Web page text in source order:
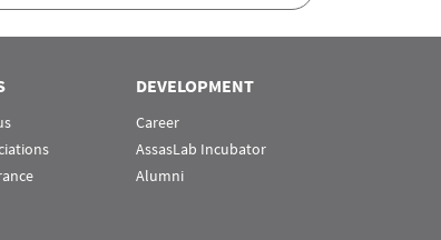
DEVELOPMENT
Career
AssasLab Incubator
Alumni